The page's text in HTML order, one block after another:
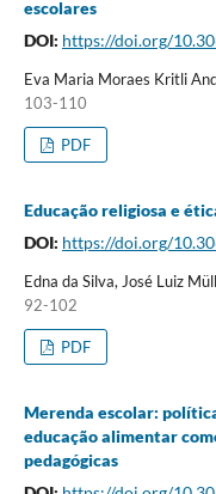
escolares
DOI: https://doi.org/
Eva Maria Moraes Kritli
103-110
PDF
Educação religiosa e
DOI: https://doi.org/
Edna da Silva, José Luiz
92-102
PDF
Merenda escolar:
educação alimentar
pedagógicas